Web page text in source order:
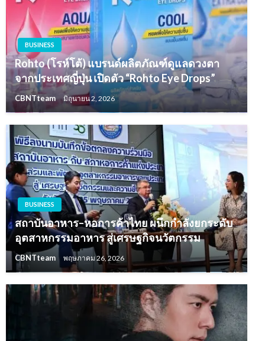
BUSINESS
Rohto (โรห์โต้) แบรนด์ผลิตภัณฑ์ดูแลดวงตา
จากประเทศญี่ปุ่น เปิดตัว “Rohto Eye Drops”
CBNTteam มิถุนายน 2, 2026
BUSINESS
สถาบันอาหาร–หอการค้าไทย ผนึกกำลังยกระดับ
อุตสาหกรรมอาหาร สู่เศรษฐกิจนวัตกรรม
CBNTteam พฤษภาคม 26, 2026